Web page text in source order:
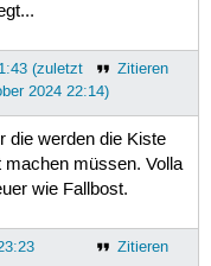
Zitieren
(zuletzt
2024 22:14)
die werden die Kiste
müssen. Volla
wie Fallbost.
Zitieren